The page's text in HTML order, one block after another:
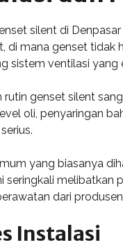
silent di
di mana genset tidak
sistem ventilasi yang
rutin genset silent
oli, penyaringan
yang biasanya
seringkali melibatkan
dari
Instalasi